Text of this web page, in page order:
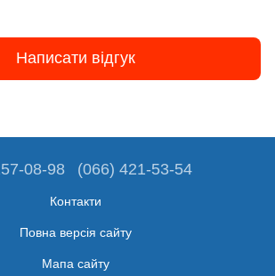
Написати відгук
08-98 (066) 421-53-54
Контакти
Повна версія сайту
Мапа сайту